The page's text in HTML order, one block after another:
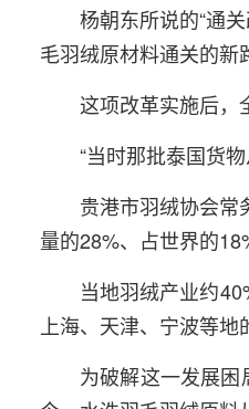
杨朝东所说的“通
毛羽绒原材料通关的新
这项改革实施后，
“当时那批泰国货
贵港市羽绒协会常
量的28%、占世界的
当地羽绒产业约
上海、天津、宁波等
为破解这一发展困